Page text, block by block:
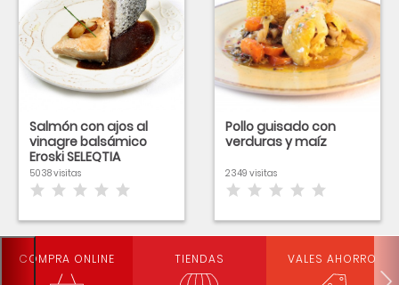
Salmón con ajos al
vinagre balsámico
Eroski SELEQTIA
5038 visitas
Pollo guisado con
verduras y maíz
2349 visitas
COMPRA ONLINE TIENDAS VALES AHORRO